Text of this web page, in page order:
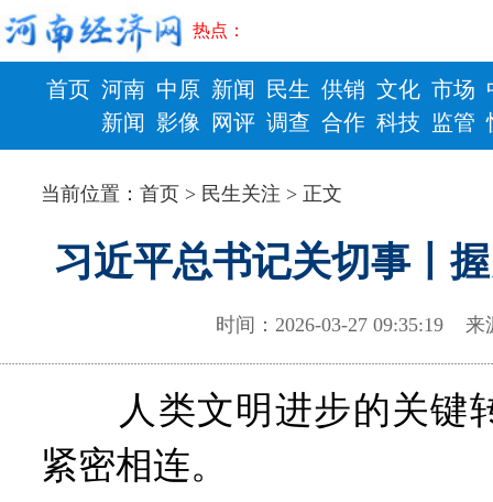
热点：
首页 河南
新闻
中原
影像
新闻
网评
民生
调查
供销
合作
文化
科技
市场
监管
财政 健康
当前位置：首页 > 民生关注 > 正文
习近平总书记关切事丨
时间：2026-03-27 09:35:19
人类文明进步的关键
紧密相连。